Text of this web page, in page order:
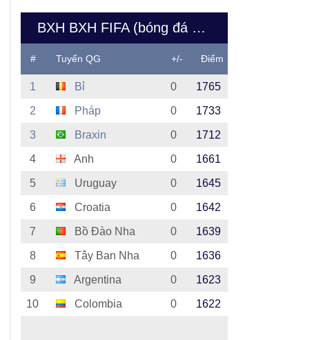
BXH BXH FIFA (bóng đá nam Việt Nam)
# Tuyển QG +/- Điểm
1 Bỉ 0 1765
2 Pháp 0 1733
3 Braxin 0 1712
4 Anh 0 1661
5 Uruguay 0 1645
6 Croatia 0 1642
7 Bồ Đào Nha 0 1639
8 Tây Ban Nha 0 1636
9 Argentina 0 1623
10 Colombia 0 1622